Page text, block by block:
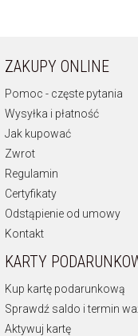
ZAKUPY ONLINE
Pomoc - częste pytania
Wysyłka i płatność
Jak kupować
Zwrot
Regulamin
Certyfikaty
Odstąpienie od umowy
Kontakt
KARTY
Kup kartę podarunkową
Sprawdź saldo i termin
Aktywuj kartę